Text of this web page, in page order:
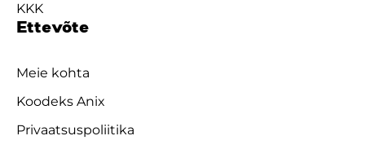
KKK
Ettevõte
Meie kohta
Koodeks Anix
Privaatsuspoliitika